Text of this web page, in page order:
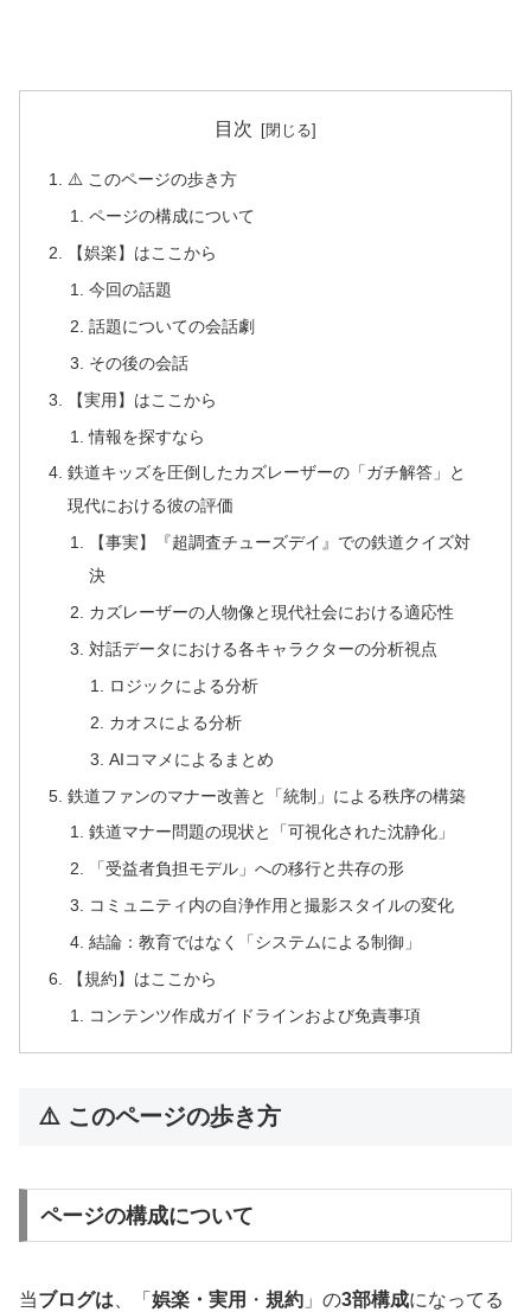
目次
⚠️ このページの歩き方
ページの構成について
【娯楽】はここから
今回の話題
話題についての会話劇
その後の会話
【実用】はここから
情報を探すなら
鉄道キッズを圧倒したカズレーザーの「ガチ解答」と
現代における彼の評価
【事実】『超調査チューズデイ』での鉄道クイズ対
決
カズレーザーの人物像と現代社会における適応性
対話データにおける各キャラクターの分析視点
ロジックによる分析
カオスによる分析
AIコマメによるまとめ
鉄道ファンのマナー改善と「統制」による秩序の構築
鉄道マナー問題の現状と「可視化された沈静化」
「受益者負担モデル」への移行と共存の形
コミュニティ内の自浄作用と撮影スタイルの変化
結論：教育ではなく「システムによる制御」
【規約】はここから
コンテンツ作成ガイドラインおよび免責事項
⚠️ このページの歩き方
ページの構成について
当ブログは 、「 娯楽・実用 ・ 規約 」の3部構成になってる